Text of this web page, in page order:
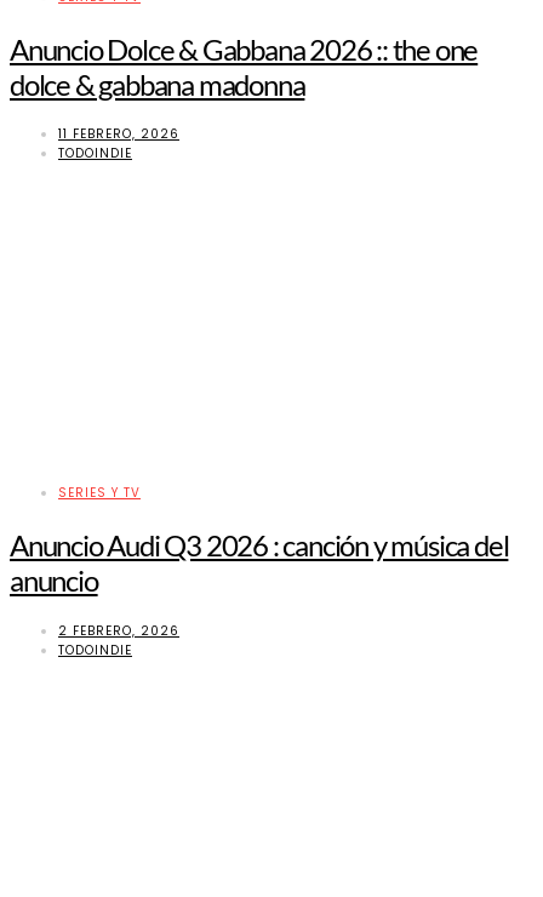
Anuncio Dolce & Gabbana 2026 :: the one
dolce & gabbana madonna
11 FEBRERO, 2026
TODOINDIE
SERIES Y TV
Anuncio Audi Q3 2026 : canción y música del
anuncio
2 FEBRERO, 2026
TODOINDIE